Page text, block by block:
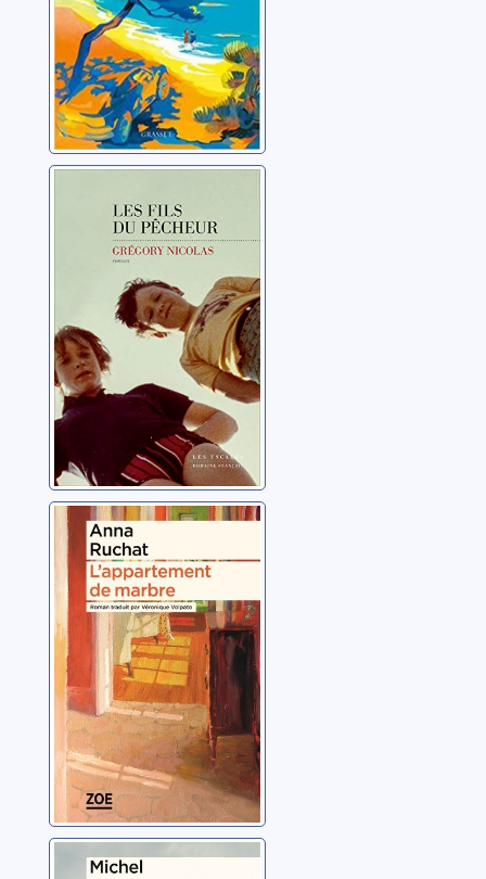
pêcheur
Nicolas, Grégory
L’appartement
de marbre
Ruchat, Anna
Deux filles